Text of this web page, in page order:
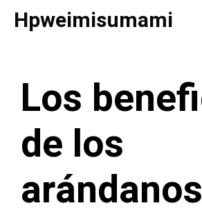
SaltarHpweimisumami
Los
de los
arándanos